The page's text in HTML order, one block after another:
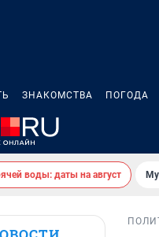
ЗНАКОМСТВА ПОГОДА
воды: даты на август